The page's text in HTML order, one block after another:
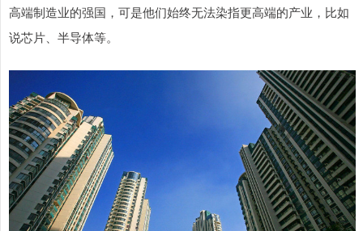
高端制造业的强国，可是他们始终无法染指更高端的产业，比如
说芯片、半导体等。